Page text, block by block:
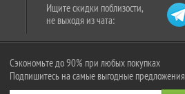
Ищите скидки поблизости,
не выходя из чата:
Сэкономьте до 90% при любых покупках
Подпишитесь на самые выгодные предложения